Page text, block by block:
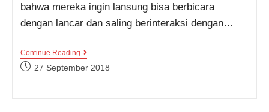
bahwa mereka ingin lansung bisa berbicara
dengan lancar dan saling berinteraksi dengan…
Continue ReadingPentingnya
(Vocabulary)
Post27 September 2018